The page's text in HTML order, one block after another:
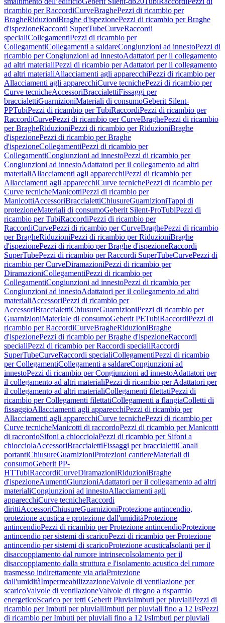
ricambio per RaccordiCurveBraghePezzi di ricambio per
BragheRiduzioniBraghe d'ispezionePezzi di ricambio per Braghe
d'ispezioneRaccordi SuperTubeCurveRaccordi
specialiCollegamentiPezzi di ricambio per
CollegamentiCollegamenti a saldareCongiunzioni ad innestoPezzi di
ricambio per Congiunzioni ad innestoAdattatori per il collegamento
ad altri materialiPezzi di ricambio per Adattatori per il collegamento
ad altri materialiAllacciamenti agli apparecchiPezzi di ricambio per
Allacciamenti agli apparecchiCurve tecnichePezzi di ricambio per
Curve tecnicheAccessoriBraccialettiFissaggi per
braccialettiGuarnizioniMateriali di consumoGeberit Silent-
PPTubiPezzi di ricambio per TubiRaccordiPezzi di ricambio per
RaccordiCurvePezzi di ricambio per CurveBraghePezzi di ricambio
per BragheRiduzioniPezzi di ricambio per RiduzioniBraghe
d'ispezionePezzi di ricambio per Braghe
d'ispezioneCollegamentiPezzi di ricambio per
CollegamentiCongiunzioni ad innestoPezzi di ricambio per
Congiunzioni ad innestoAdattatori per il collegamento ad altri
materialiAllacciamenti agli apparecchiPezzi di ricambio per
Allacciamenti agli apparecchiCurve tecnichePezzi di ricambio per
Curve tecnicheManicottiPezzi di ricambio per
ManicottiAccessoriBraccialettiChiusureGuarnizioniTappi di
protezioneMateriali di consumoGeberit Silent-ProTubiPezzi di
ricambio per TubiRaccordiPezzi di ricambio per
RaccordiCurvePezzi di ricambio per CurveBraghePezzi di ricambio
per BragheRiduzioniPezzi di ricambio per RiduzioniBraghe
d'ispezionePezzi di ricambio per Braghe d'ispezioneRaccordi
SuperTubePezzi di ricambio per Raccordi SuperTubeCurvePezzi di
ricambio per CurveDiramazioniPezzi di ricambio per
DiramazioniCollegamentiPezzi di ricambio per
CollegamentiCongiunzioni ad innestoPezzi di ricambio per
Congiunzioni ad innestoAdattatori per il collegamento ad altri
materialiAccessoriPezzi di ricambio per
AccessoriBraccialettiChiusureGuarnizioniPezzi di ricambio per
GuarnizioniMateriale di consumoGeberit PETubiRaccordiPezzi di
ricambio per RaccordiCurveBragheRiduzioniBraghe
d'ispezionePezzi di ricambio per Braghe d'ispezioneRaccordi
specialiPezzi di ricambio per Raccordi specialiRaccordi
SuperTubeCurveRaccordi specialiCollegamentiPezzi di ricambio
per CollegamentiCollegamenti a saldareCongiunzioni ad
innestoPezzi di ricambio per Congiunzioni ad innestoAdattatori per
il collegamento ad altri materialiPezzi di ricambio per Adattatori per
il collegamento ad altri materialiCollegamenti filettatiPezzi di
ricambio per Collegamenti filettatiCollegamenti a flangiaColletti di
fissaggioAllacciamenti agli apparecchiPezzi di ricambio per
Allacciamenti agli apparecchiCurve tecnichePezzi di ricambio per
Curve tecnicheManicotti di raccordoPezzi di ricambio per Manicotti
di raccordoSifoni a chiocciolaPezzi di ricambio per Sifoni a
chiocciolaAccessoriBraccialettiFissaggi per braccialettiCanali
portantiChiusureGuarnizioniProtezioni cantiereMateriali di
consumoGeberit PP-
HTTubiRaccordiCurveDiramazioniRiduzioniBraghe
d'ispezioneAumentiGiunzioniAdattatori per il collegamento ad altri
materialiCongiunzioni ad innestoAllacciamenti agli
apparecchiCurve tecnicheRaccordi
dirittiAccessoriChiusureGuarnizioniProtezione antincendio,
protezione acustica e protezione dall'umiditàProtezione
antincendioPezzi di ricambio per Protezione antincendioProtezione
antincendio per sistemi di scaricoPezzi di ricambio per Protezione
antincendio per sistemi di scaricoProtezione acusticaIsolanti per il
disaccoppiamento dal rumore intrinsecoIsolamento per il
disaccoppiamento dalla struttura e l'isolamento acustico del rumore
trasmesso indirettamente via ariaProtezione
dall'umiditàImpermeabilizzazioneValvole di ventilazione per
scaricoValvole di ventilazioneValvole di ritegno a risparmio
energeticoScarico per tetti Geberit PluviaImbuti per pluvialiPezzi di
ricambio per Imbuti per pluvialiImbuti per pluviali fino a 12 l/sPezzi
di ricambio per Imbuti per pluviali fino a 12 l/sImbuti per pluviali